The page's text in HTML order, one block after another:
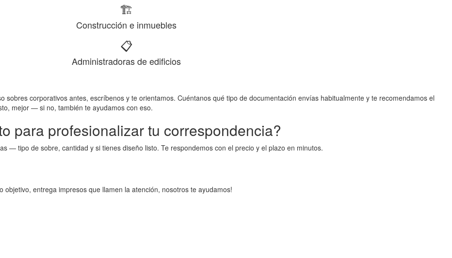
🏗️
Construcción e inmuebles
📋
Administradoras de edificios
sobres corporativos antes, escríbenos y te orientamos. Cuéntanos qué tipo de documentación envías habitualmente y te recomendamos el
mejor — si no, también te ayudamos con eso.
para profesionalizar tu correspondencia?
— tipo de sobre, cantidad y si tienes diseño listo. Te respondemos con el precio y el plazo en minutos.
entrega impresos que llamen la atención, nosotros te ayudamos!